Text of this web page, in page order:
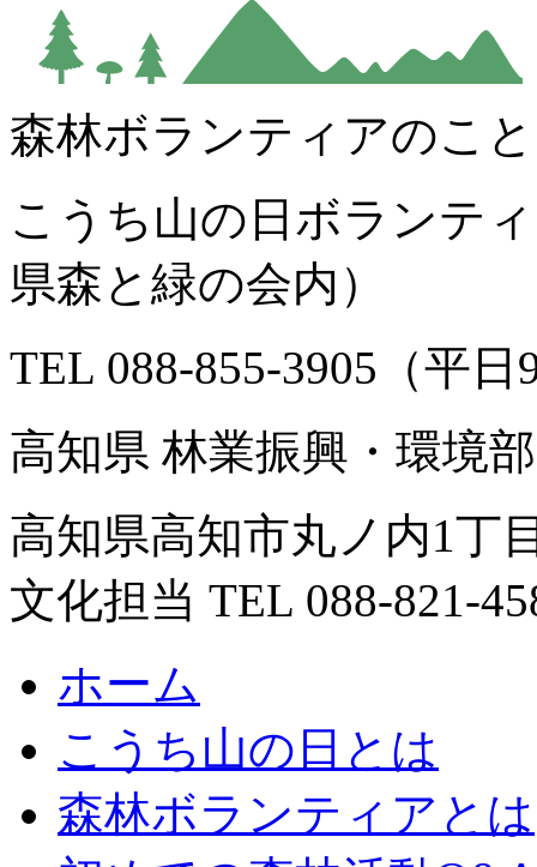
森林ボランティアのこ
こうち山の日ボランテ
県森と緑の会内）
TEL 088-855-3905（平日
高知県 林業振興・環境
高知県高知市丸ノ内1丁
文化担当 TEL 088-821-
ホーム
こうち山の日とは
森林ボランティアとは